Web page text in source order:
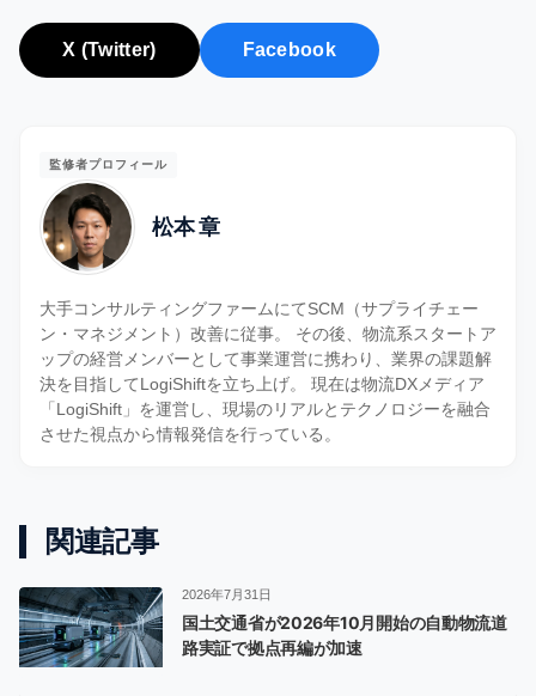
X (Twitter) Facebook
監修者プロフィール
松本 章
大手コンサルティングファームにてSCM（サプライチェー
ン・マネジメント）改善に従事。 その後、物流系スタートア
ップの経営メンバーとして事業運営に携わり、業界の課題解
決を目指してLogiShiftを立ち上げ。 現在は物流DXメディア
「LogiShift」を運営し、現場のリアルとテクノロジーを融合
させた視点から情報発信を行っている。
関連記事
2026年7月31日
国土交通省が2026年10月開始の自動物流道
路実証で拠点再編が加速